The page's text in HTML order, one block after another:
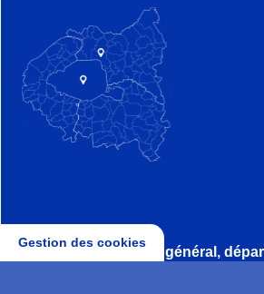
Direction, secrétariat général,
Gestion des cookies